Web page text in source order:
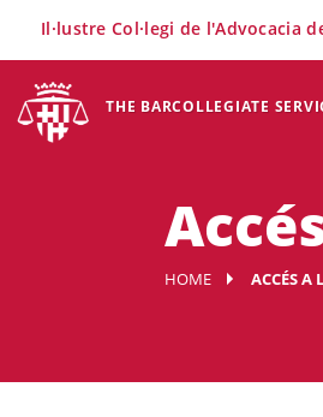
THE BARCOLLEGIATE
Il·lustre Col·legi de l'Advocacia
HOME ACCÉS A